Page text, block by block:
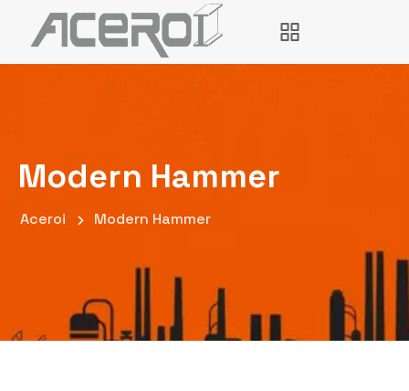
Modern Hammer
Aceroi Modern Hammer